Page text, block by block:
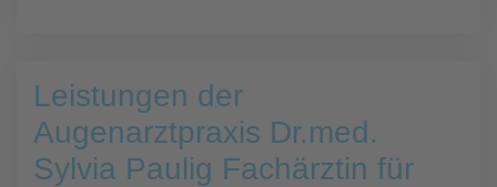
Leistungen der
Augenarztpraxis Dr.med.
Sylvia Paulig Fachärztin für